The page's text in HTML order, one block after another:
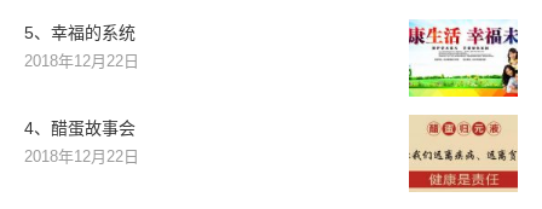
5、幸福的系统
2018年12月22日
4、醋蛋故事会
2018年12月22日